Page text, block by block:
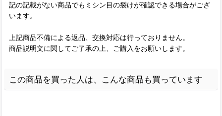
記の記載がない商品でもミシン目の裂けが確認できる場合がござ
います。
上記商品不備による返品、交換対応は行っておりません。
商品説明文に関してご了承の上、ご購入をお願いします。
この商品を買った人は、こんな商品も買っています